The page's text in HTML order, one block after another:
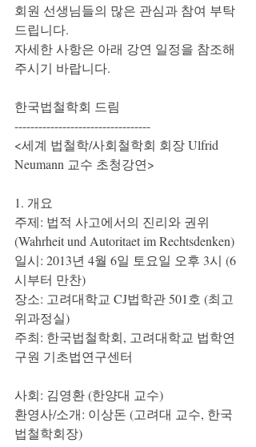
회원 선생님들의 많은 관심과 참여 부탁
드립니다.
자세한 사항은 아래 강연 일정을 참조해
주시기 바랍니다.
한국법철학회 드림
----------------------------------
<세계 법철학/사회철학회 회장 Ulfrid
Neumann 교수 초청강연>
1. 개요
주제: 법적 사고에서의 진리와 권위
(Wahrheit und Autoritaet im Rechtsdenken)
일시: 2013년 4월 6일 토요일 오후 3시 (6
시부터 만찬)
장소: 고려대학교 CJ법학관 501호 (최고
위과정실)
주최: 한국법철학회, 고려대학교 법학연
구원 기초법연구센터
사회: 김영환 (한양대 교수)
환영사/소개: 이상돈 (고려대 교수, 한국
법철학회장)